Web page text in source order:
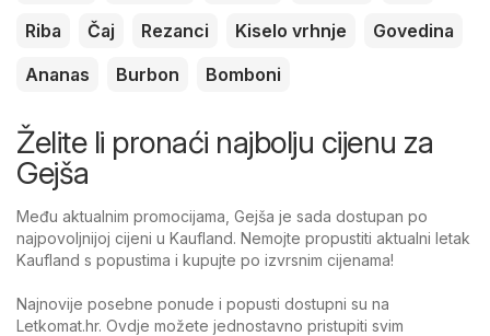
Riba
Čaj Rezanci Kiselo vrhnje
Govedina
Ananas
Burbon Bomboni
Želite li pronaći najbolju cijenu za
Gejša
Među aktualnim promocijama, Gejša je sada dostupan po
najpovoljnijoj cijeni u Kaufland. Nemojte propustiti aktualni letak
Kaufland s popustima i kupujte po izvrsnim cijenama!
Najnovije posebne ponude i popusti dostupni su na
Letkomat.hr. Ovdje možete jednostavno pristupiti svim